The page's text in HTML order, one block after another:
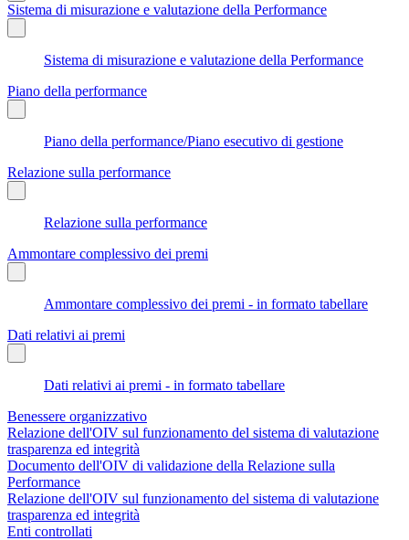
Sistema di misurazione e valutazione della Performance
Sistema di misurazione e valutazione della Performance
Piano della performance
Piano della performance/Piano esecutivo di gestione
Relazione sulla performance
Relazione sulla performance
Ammontare complessivo dei premi
Ammontare complessivo dei premi - in formato tabellare
Dati relativi ai premi
Dati relativi ai premi - in formato tabellare
Benessere organizzativo
Relazione dell'OIV sul funzionamento del sistema di valutazione
trasparenza ed integrità
Documento dell'OIV di validazione della Relazione sulla
Performance
Relazione dell'OIV sul funzionamento del sistema di valutazione
trasparenza ed integrità
Enti controllati